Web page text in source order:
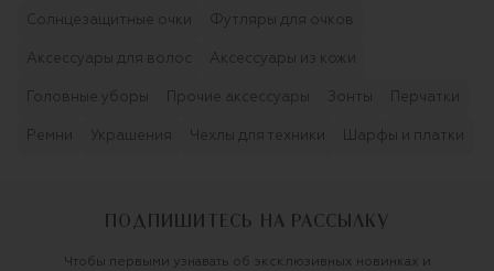
Солнцезащитные очки Футляры для очков
Аксессуары для волос Аксессуары из кожи
Головные уборы Прочие аксессуары Зонты Перчатки
Ремни Украшения Чехлы для техники Шарфы и платки
ПОДПИШИТЕСЬ НА РАССЫЛКУ
Чтобы первыми узнавать об эксклюзивных новинках и